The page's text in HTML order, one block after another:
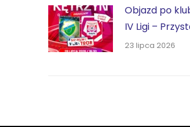
Objazd po
IV Ligi –
23 lipca 2026